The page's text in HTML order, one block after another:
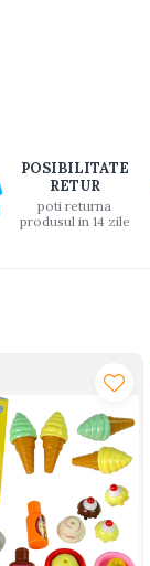
POSIBILITATE
RETUR
poti returna
produsul in 14 zile